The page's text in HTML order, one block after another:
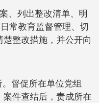
、列出整改清单、明
常教育监督管理、切
整改措施，并公开向
督促所在单位党组
案件查结后，责成所在